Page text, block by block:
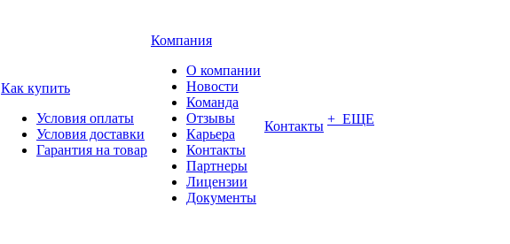
Как купить
Условия оплаты
Условия доставки
Гарантия на товар
Компания
О компании
Новости
Команда
Отзывы
Карьера
Контакты
Партнеры
Лицензии
Документы
Контакты + ЕЩЕ